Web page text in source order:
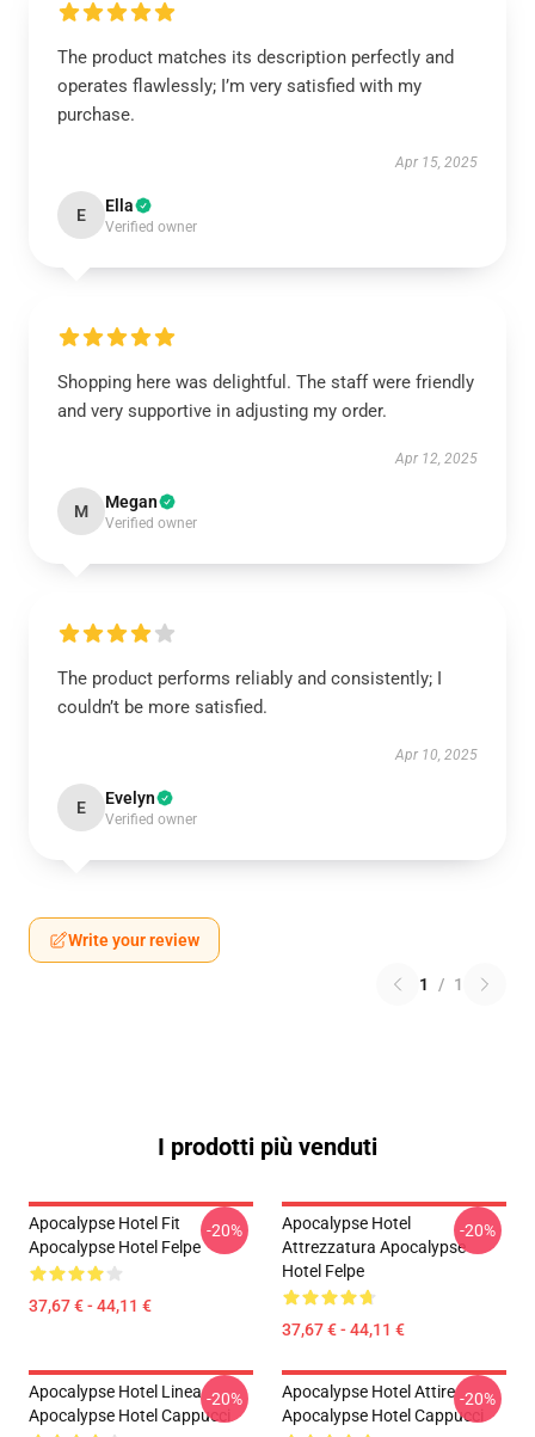
The product matches its description perfectly and
operates flawlessly; I’m very satisfied with my
purchase.
Apr 15, 2025
E Ella
Verified owner
Shopping here was delightful. The staff were friendly
and very supportive in adjusting my order.
Apr 12, 2025
M Megan
Verified owner
The product performs reliably and consistently; I
couldn’t be more satisfied.
Apr 10, 2025
E Evelyn
Verified owner
Write your review
1 / 1
I prodotti più venduti
Apocalypse Hotel Fit
Apocalypse Hotel Felpe
37,67 € - 44,11 €
-20%
Apocalypse Hotel
Attrezzatura Apocalypse
Hotel Felpe
37,67 € - 44,11 €
-20%
Apocalypse Hotel Linea
Apocalypse Hotel Cappucci
-20%
Apocalypse Hotel Attire
Apocalypse Hotel Cappucci
-20%